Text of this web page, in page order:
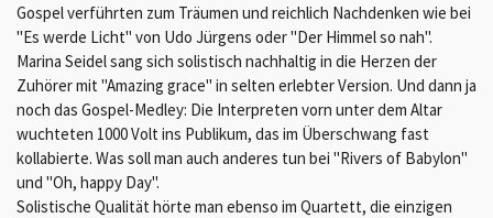
Gospel verführten zum Träumen und reichlich Nachdenken wie bei
"Es werde Licht" von Udo Jürgens oder "Der Himmel so nah".
Marina Seidel sang sich solistisch nachhaltig in die Herzen der
Zuhörer mit "Amazing grace" in selten erlebter Version. Und dann ja
noch das Gospel-Medley: Die Interpreten vorn unter dem Altar
wuchteten 1000 Volt ins Publikum, das im Überschwang fast
kollabierte. Was soll man auch anderes tun bei "Rivers of Babylon"
und "Oh, happy Day".
Solistische Qualität hörte man ebenso im Quartett, die einzigen